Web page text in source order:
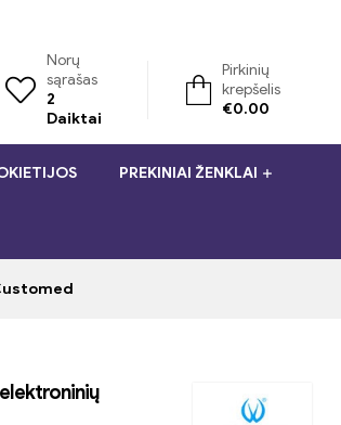
Norų
sąrašas
2
Daiktai
Pirkinių
krepšelis
€0.00
PREKINIAI ŽENKLAI